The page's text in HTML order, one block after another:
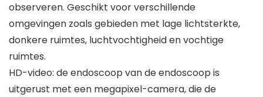
observeren. Geschikt voor verschillende
omgevingen zoals gebieden met lage lichtsterkte,
donkere ruimtes, luchtvochtigheid en vochtige
ruimtes.
HD-video: de endoscoop van de endoscoop is
uitgerust met een megapixel-camera, die de